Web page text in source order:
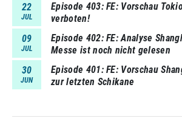
22
JUL
Episode 403 FE: Vorschau
verboten!
09
JUL
Episode 402 FE: Analyse
Messe ist noch nicht gelesen
30
JUN
Episode 401 FE: Vorschau
zur letzten Schikane